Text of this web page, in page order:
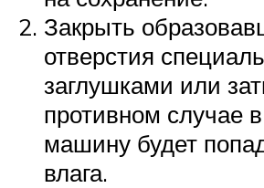
Закрыть
отверстия
заглушками или
противном случае
машину будет
влага.